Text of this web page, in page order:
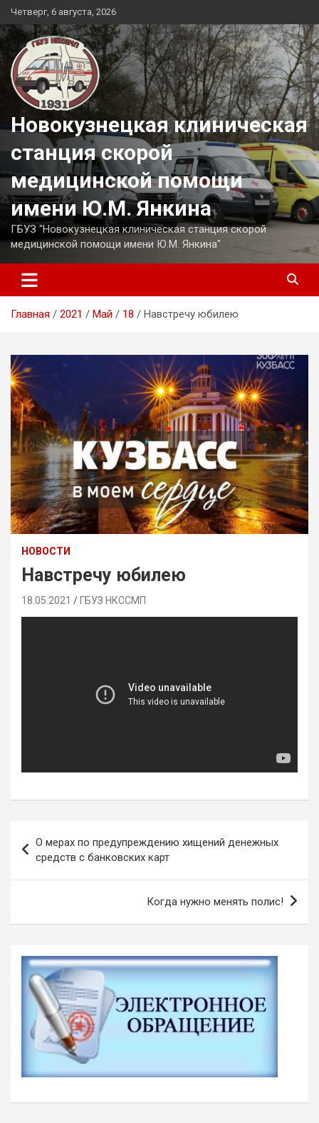
Перейти
к
содержимому
Четверг, 6 августа, 2026
Новокузнецкая клиническая
станция скорой
медицинской помощи
имени Ю.М. Янкина
ГБУЗ "Новокузнецкая клиническая станция скорой
медицинской помощи имени Ю.М. Янкина"
Главная 2021 Май 18 Навстречу юбилею
НОВОСТИ
Навстречу юбилею
18.05.2021 ГБУЗ НКССМП
по
записям
О мерах по предупреждению хищений денежных
средств с банковских карт
Когда нужно менять полис!